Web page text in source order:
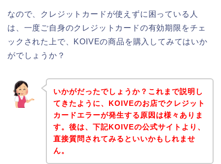
なので、クレジットカードが使えずに困っている人
は、一度ご自身のクレジットカードの有効期限をチェ
ックされた上で、KOIVEの商品を購入してみてはいか
がでしょうか？
いかがだったでしょうか？これまで説明し
てきたように、KOIVEのお店でクレジット
カードエラーが発生する原因は様々ありま
す。後は、下記KOIVEの公式サイトより、
直接質問されてみるといいかもしれませ
ん。